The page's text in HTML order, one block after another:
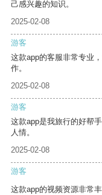
己感兴趣的知识。
2025-02-08
游客
这款app的客服非常专业
作。
2025-02-08
游客
这款app是我旅行的好帮
人情。
2025-02-08
游客
这款app的视频资源非常